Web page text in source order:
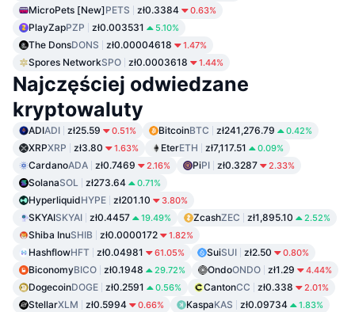
MicroPets [New]PETS zł0.3384 0.63%
PlayZapPZP zł0.003531 5.10%
The DonsDONS zł0.00004618 1.47%
Spores NetworkSPO zł0.0003618 1.44%
Najczęściej odwiedzane
kryptowaluty
ADIADI zł25.59 0.51% BitcoinBTC zł241,276.79 0.42%
XRPXRP zł3.80 1.63% EterETH zł7,117.51 0.09%
CardanoADA zł0.7469 2.16% PiPI zł0.3287 2.33%
SolanaSOL zł273.64 0.71%
HyperliquidHYPE zł201.10 3.80%
SKYAISKYAI zł0.4457 19.49% ZcashZEC zł1,895.10 2.52%
Shiba InuSHIB zł0.0000172 1.82%
HashflowHFT zł0.04981 61.05% SuiSUI zł2.50 0.80%
BiconomyBICO zł0.1948 29.72% OndoONDO zł1.29 4.44%
DogecoinDOGE zł0.2591 0.56% CantonCC zł0.338 2.01%
StellarXLM zł0.5994 0.66% KaspaKAS zł0.09734 1.83%